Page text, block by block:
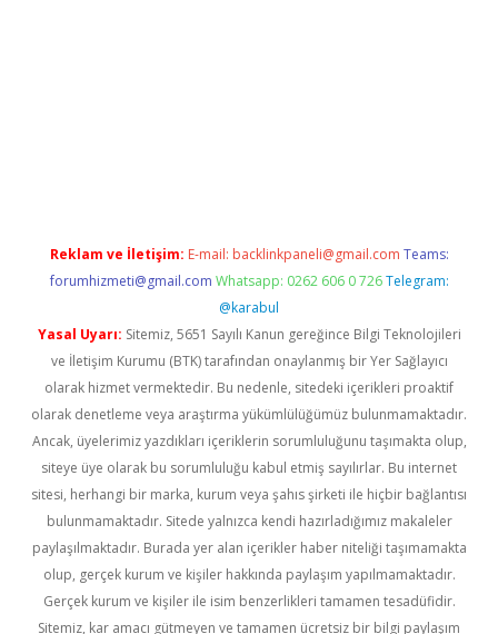
Reklam ve İletişim: E-mail: backlinkpaneli@gmail.com Teams:
forumhizmeti@gmail.com Whatsapp: 0262 606 0 726 Telegram:
@karabul
Yasal Uyarı: Sitemiz, 5651 Sayılı Kanun gereğince Bilgi Teknolojileri
ve İletişim Kurumu (BTK) tarafından onaylanmış bir Yer Sağlayıcı
olarak hizmet vermektedir. Bu nedenle, sitedeki içerikleri proaktif
olarak denetleme veya araştırma yükümlülüğümüz bulunmamaktadır.
Ancak, üyelerimiz yazdıkları içeriklerin sorumluluğunu taşımakta olup,
siteye üye olarak bu sorumluluğu kabul etmiş sayılırlar. Bu internet
sitesi, herhangi bir marka, kurum veya şahıs şirketi ile hiçbir bağlantısı
bulunmamaktadır. Sitede yalnızca kendi hazırladığımız makaleler
paylaşılmaktadır. Burada yer alan içerikler haber niteliği taşımamakta
olup, gerçek kurum ve kişiler hakkında paylaşım yapılmamaktadır.
Gerçek kurum ve kişiler ile isim benzerlikleri tamamen tesadüfidir.
Sitemiz, kar amacı gütmeyen ve tamamen ücretsiz bir bilgi paylaşım